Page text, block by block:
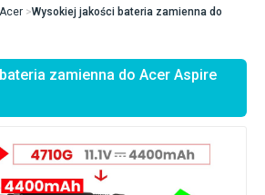
Wysokiej jakości bateria zamienna do
zamienna do Acer Aspire